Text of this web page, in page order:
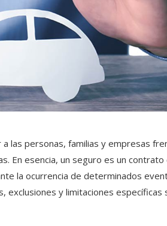
las personas, familias y empresas
En esencia, un seguro es un contrato
la ocurrencia de determinados
y limitaciones específicas